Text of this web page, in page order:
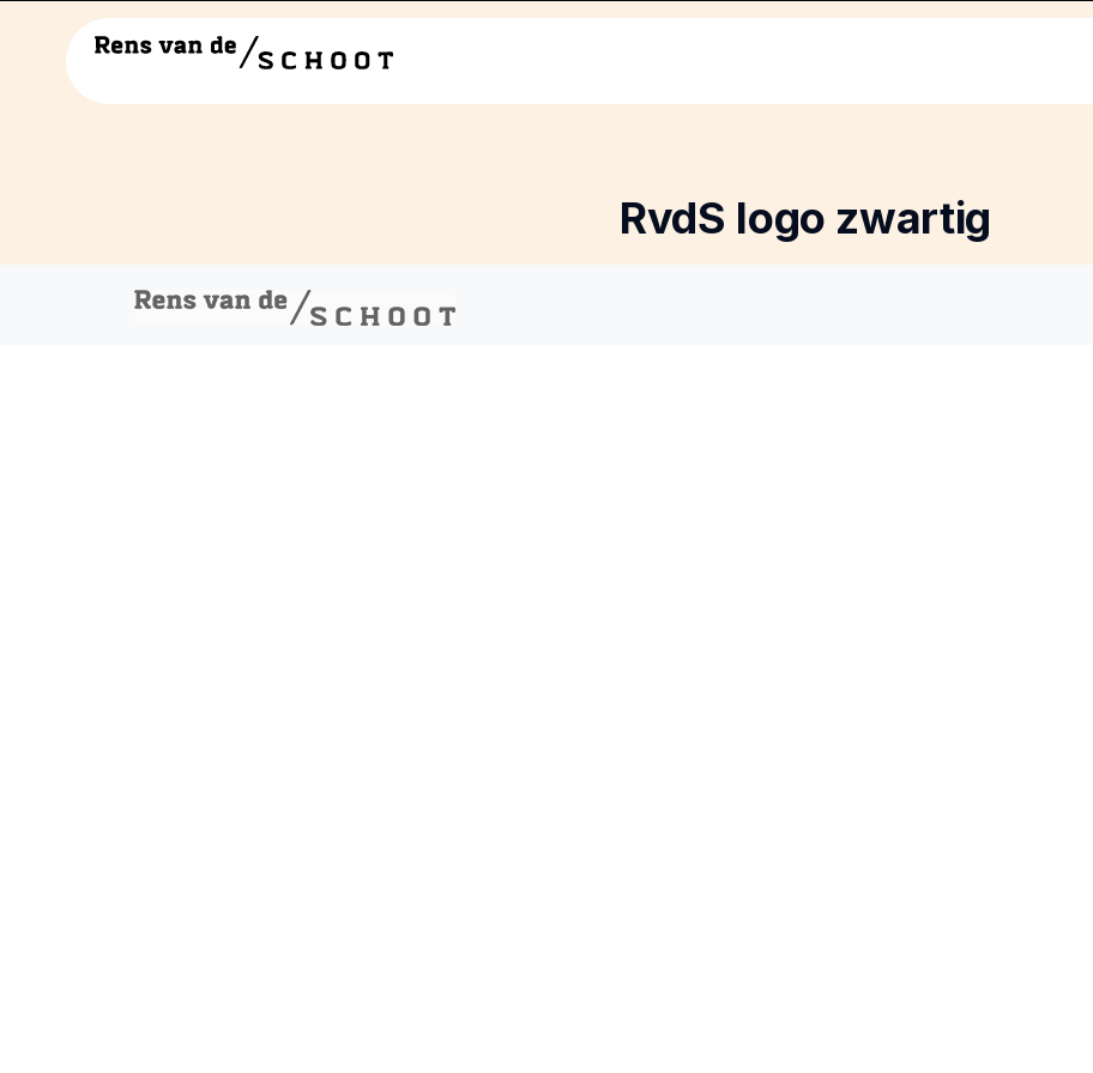
RvdS logo zwartig